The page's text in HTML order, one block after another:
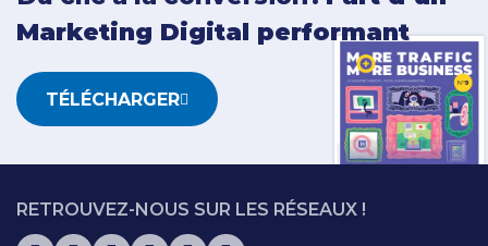
Marketing Digital performant
TÉLÉCHARGER
RETROUVEZ-NOUS SUR LES RÉSEAUX !